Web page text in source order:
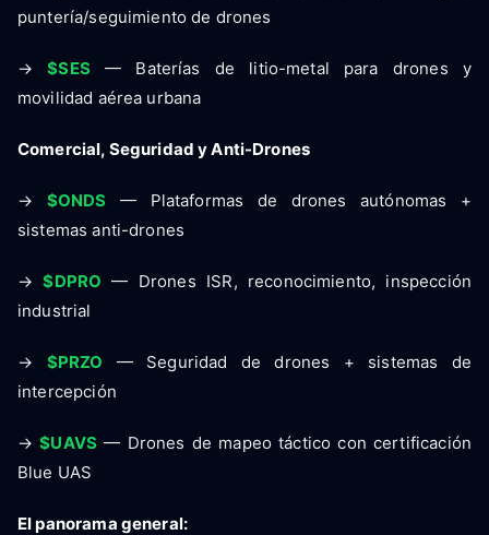
puntería/seguimiento de drones
→$SES— Baterías de litio-metal para drones y
movilidad aérea urbana
Comercial, Seguridad y Anti-Drones
→ $ONDS — Plataformas de drones autónomas +
sistemas anti-drones
→$DPRO — Drones ISR, reconocimiento, inspección
industrial
→ $PRZO — Seguridad de drones + sistemas de
intercepción
→$UAVS — Drones de mapeo táctico con certificación
Blue UAS
El panorama general: